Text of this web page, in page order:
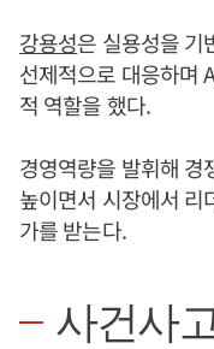
강용성은 실용성을 기
선제적으로 대응하며
적 역할을 했다.
경영역량을 발휘해 경
높이면서 시장에서 리
가를 받는다.
사건사